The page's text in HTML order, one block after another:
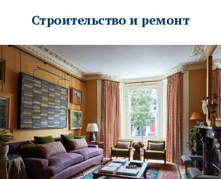
Строительство и ремонт